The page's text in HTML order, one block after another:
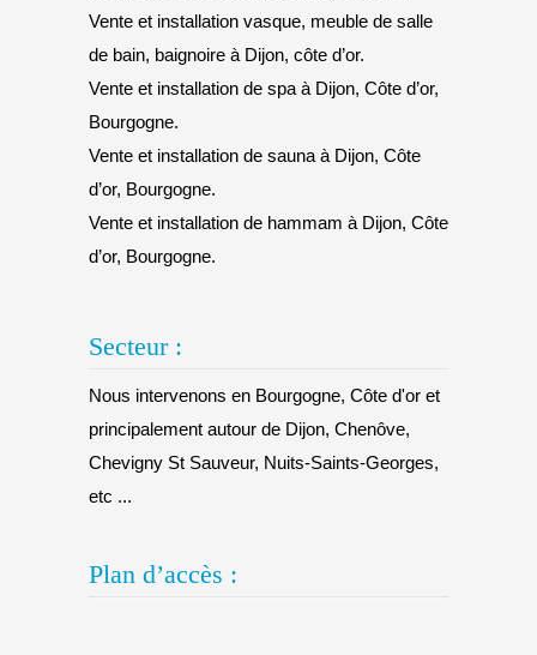
Vente et installation vasque, meuble de salle
de bain, baignoire à Dijon, côte d’or.
Vente et installation de spa à Dijon, Côte d’or,
Bourgogne.
Vente et installation de sauna à Dijon, Côte
d’or, Bourgogne.
Vente et installation de hammam à Dijon, Côte
d’or, Bourgogne.
Secteur :
Nous intervenons en Bourgogne, Côte d'or et
principalement autour de Dijon, Chenôve,
Chevigny St Sauveur, Nuits-Saints-Georges,
etc ...
Plan d’accès :